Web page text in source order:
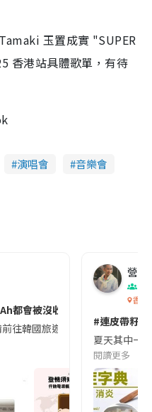
玉置成實 "SUPER
香港站具體歌單，有待
演唱會
音樂會
都會被沒收😱出發前切記檢查
前往韓國旅遊的民眾，近期要
營養
香港
#連皮帶籽
夏天其中一
閱讀更多